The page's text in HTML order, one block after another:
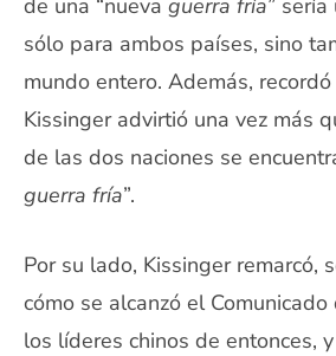
sólo para ambos países, sino
mundo entero. Además,
Kissinger advirtió una vez más
de las dos naciones se
guerra fría”.
Por su lado, Kissinger remarcó,
cómo se alcanzó el
los líderes chinos de entonces,